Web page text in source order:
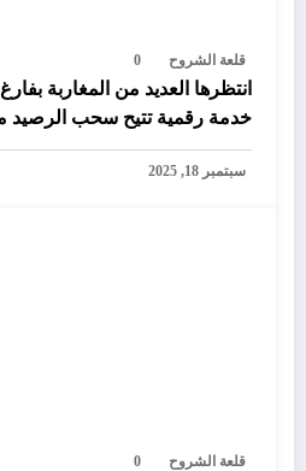
قلعة الشروح 0
انتظرها العديد من المغاربة
خدمة رقمية تتيح سحب الرصيد
المغرب
سبتمبر 18, 2025
قلعة الشروح 0